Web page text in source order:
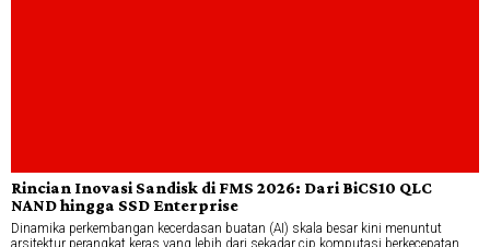
Rincian Inovasi Sandisk di FMS 2026: Dari BiCS10 QLC
NAND hingga SSD Enterprise
Dinamika perkembangan kecerdasan buatan (AI) skala besar kini menuntut
arsitektur perangkat keras yang lebih dari sekadar cip komputasi berkecepatan